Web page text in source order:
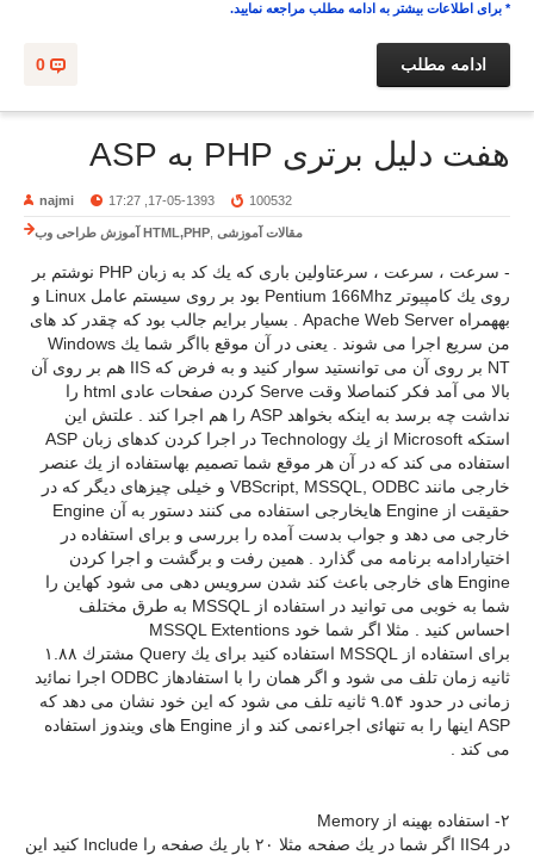
* برای اطلاعات بیشتر به ادامه مطلب مراجعه نمایید.
0 ادامه مطلب
هفت دلیل برتری PHP به ASP
najmi 17-05-1393, 17:27 100532
آموزش طراحی وب HTML,PHP مقالات آموزشی
- سرعت ، سرعت ، سرعتاولین باری كه یك كد به زبان PHP نوشتم بر
روی یك كامپیوتر Pentium 166Mhz بود بر روی سیستم عامل Linux و
بههمراه Apache Web Server . بسیار برایم جالب بود كه چقدر كد های
من سریع اجرا می شوند . یعنی در آن موقع بااگر شما یك Windows
NT بر روی آن می توانستید سوار كنید و به فرض كه IIS هم بر روی آن
بالا می آمد فكر كنماصلا وقت Serve كردن صفحات عادی html را
نداشت چه برسد به اینكه بخواهد ASP را هم اجرا كند . علتش این
استكه Microsoft از یك Technology در اجرا كردن كدهای زبان ASP
استفاده می كند كه در آن هر موقع شما تصمیم بهاستفاده از یك عنصر
خارجی مانند VBScript, MSSQL, ODBC و خیلی چیزهای دیگر كه در
حقیقت از Engine هایخارجی استفاده می كنند دستور به آن Engine
خارجی می دهد و جواب بدست آمده را بررسی و برای استفاده در
اختیارادامه برنامه می گذارد . همین رفت و برگشت و اجرا كردن
Engine های خارجی باعث كند شدن سرویس دهی می شود كهاین را
شما به خوبی می توانید در استفاده از MSSQL به طرق مختلف
احساس كنید . مثلا اگر شما خود MSSQL Extentions
برای استفاده از MSSQL استفاده كنید برای یك Query مشترك ۱.۸۸
ثانیه زمان تلف می شود و اگر همان را با استفادهاز ODBC اجرا نماﺋید
زمانی در حدود ۹.۵۴ ثانیه تلف می شود كه این خود نشان می دهد كه
ASP اینها را به تنهاﺋی اجراءنمی كند و از Engine های ویندوز استفاده
می كند .
۲- استفاده بهینه از Memory
در IIS4 اگر شما در یك صفحه مثلا ۲۰ بار یك صفحه را Include كنید این